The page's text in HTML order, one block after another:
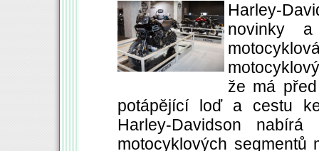
Harley-
novinky
že má
potápějící loď a cestu
Harley-Davidson
motocyklových